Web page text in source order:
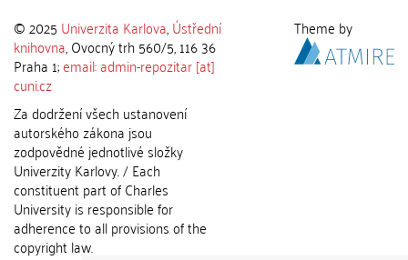
© 2025 Univerzita Karlova,Ústřední
knihovna, Ovocný trh 560/5, 116 36
Praha 1;email: admin-repozitar [at]
cuni.cz
Za dodržení všech ustanovení
autorského zákona jsou
zodpovědné jednotlivé složky
Univerzity Karlovy. / Each
constituent part of Charles
University is responsible for
adherence to all provisions of the
copyright law.
Theme by